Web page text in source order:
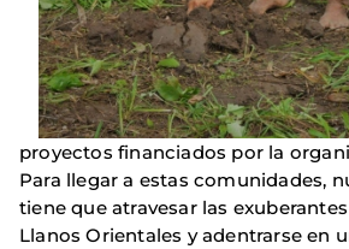
proyectos financiados por la
Para llegar a estas comunidades,
tiene que atravesar las
Llanos Orientales y adentrarse en